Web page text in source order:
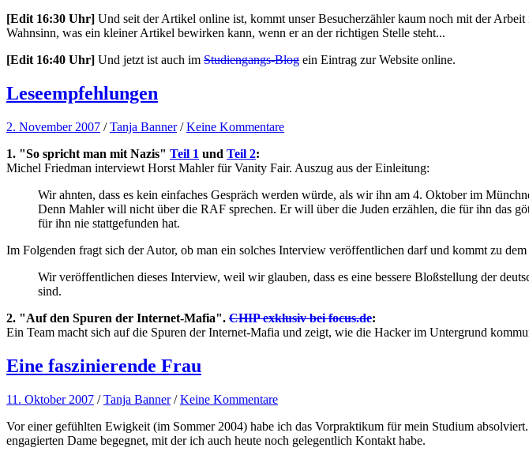
[Edit 16:30 Uhr] Und seit der Artikel online ist, kommt unser Besucherzähler kaum noch mit der
Wahnsinn, was ein kleiner Artikel bewirken kann, wenn er an der richtigen Stelle steht...
[Edit 16:40 Uhr] Und jetzt ist auch im Studiengangs-Blog ein Eintrag zur Website online.
Leseempfehlungen
2. November 2007 /Tanja Banner /Keine Kommentare
1. "So spricht man mit Nazis" Teil 1 und Teil 2:
Michel Friedman interviewt Horst Mahler für Vanity Fair. Auszug aus der Einleitung:
Wir ahnten, dass es kein einfaches Gespräch werden würde, als wir ihn am 4. Oktober im
Denn Mahler will nicht über die RAF sprechen. Er will über die Juden erzählen, die für ihn das
für ihn nie stattgefunden hat.
Im Folgenden fragt sich der Autor, ob man ein solches Interview veröffentlichen darf und kommt zu dem
Wir veröffentlichen dieses Interview, weil wir glauben, dass es eine bessere Bloßstellung der
sind.
2. "Auf den Spuren der Internet-Mafia". CHIP exklusiv bei focus.de:
Ein Team macht sich auf die Spuren der Internet-Mafia und zeigt, wie die Hacker im Untergrund
Eine faszinierende Frau
11. Oktober 2007 /Tanja Banner /Keine Kommentare
Vor einer gefühlten Ewigkeit (im Sommer 2004) habe ich das Vorpraktikum für mein Studium
engagierten Dame begegnet, mit der ich auch heute noch gelegentlich Kontakt habe.